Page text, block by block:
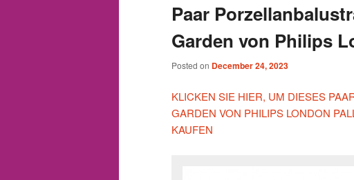
Paar
Garden von Philips
Posted on December 24, 2023
KLICKEN SIE HIER, UM DIESES
GARDEN VON PHILIPS LONDON
KAUFEN